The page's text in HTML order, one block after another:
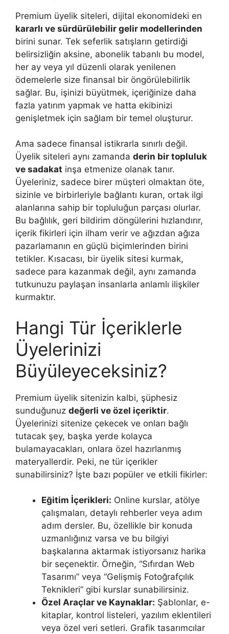
Premium üyelik siteleri, dijital ekonomideki en
kararlı ve sürdürülebilir gelir modellerinden
birini sunar. Tek seferlik satışların getirdiği
belirsizliğin aksine, abonelik tabanlı bu model,
her ay veya yıl düzenli olarak yenilenen
ödemelerle size finansal bir öngörülebilirlik
sağlar. Bu, işinizi büyütmek, içeriğinize daha
fazla yatırım yapmak ve hatta ekibinizi
genişletmek için sağlam bir temel oluşturur.
Ama sadece finansal istikrarla sınırlı değil.
Üyelik siteleri aynı zamanda derin bir topluluk
ve sadakat inşa etmenize olanak tanır.
Üyeleriniz, sadece birer müşteri olmaktan öte,
sizinle ve birbirleriyle bağlantı kuran, ortak ilgi
alanlarına sahip bir topluluğun parçası olurlar.
Bu bağlılık, geri bildirim döngülerini hızlandırır,
içerik fikirleri için ilham verir ve ağızdan ağıza
pazarlamanın en güçlü biçimlerinden birini
tetikler. Kısacası, bir üyelik sitesi kurmak,
sadece para kazanmak değil, aynı zamanda
tutkunuzu paylaşan insanlarla anlamlı ilişkiler
kurmaktır.
Hangi Tür İçeriklerle
Üyelerinizi
Büyüleyeceksiniz?
Premium üyelik sitenizin kalbi, şüphesiz
sunduğunuz değerli ve özel içeriktir.
Üyelerinizi sitenize çekecek ve onları bağlı
tutacak şey, başka yerde kolayca
bulamayacakları, onlara özel hazırlanmış
materyallerdir. Peki, ne tür içerikler
sunabilirsiniz? İşte bazı popüler ve etkili fikirler:
Eğitim İçerikleri: Online kurslar, atölye
çalışmaları, detaylı rehberler veya adım
adım dersler. Bu, özellikle bir konuda
uzmanlığınız varsa ve bu bilgiyi
başkalarına aktarmak istiyorsanız harika
bir seçenektir. Örneğin, “Sıfırdan Web
Tasarımı” veya “Gelişmiş Fotoğrafçılık
Teknikleri” gibi kurslar sunabilirsiniz.
Özel Araçlar ve Kaynaklar: Şablonlar, e-
kitaplar, kontrol listeleri, yazılım eklentileri
veya özel veri setleri. Grafik tasarımcılar